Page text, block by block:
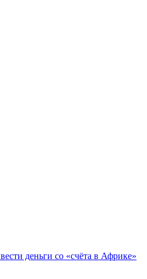
деньги со «счёта в Африке»